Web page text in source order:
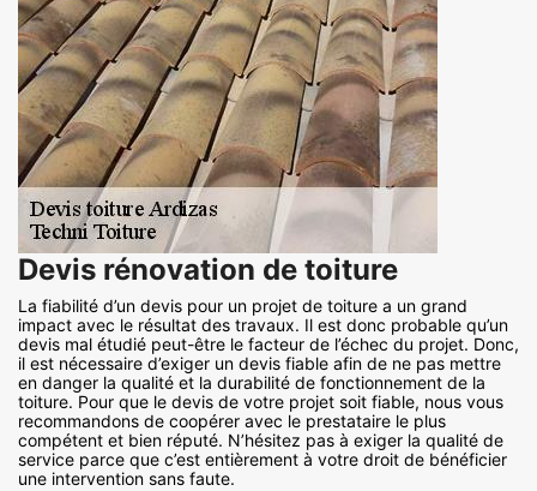
Devis rénovation de toiture
La fiabilité d’un devis pour un projet de toiture a un grand
impact avec le résultat des travaux. Il est donc probable qu’un
devis mal étudié peut-être le facteur de l’échec du projet. Donc,
il est nécessaire d’exiger un devis fiable afin de ne pas mettre
en danger la qualité et la durabilité de fonctionnement de la
toiture. Pour que le devis de votre projet soit fiable, nous vous
recommandons de coopérer avec le prestataire le plus
compétent et bien réputé. N’hésitez pas à exiger la qualité de
service parce que c’est entièrement à votre droit de bénéficier
une intervention sans faute.